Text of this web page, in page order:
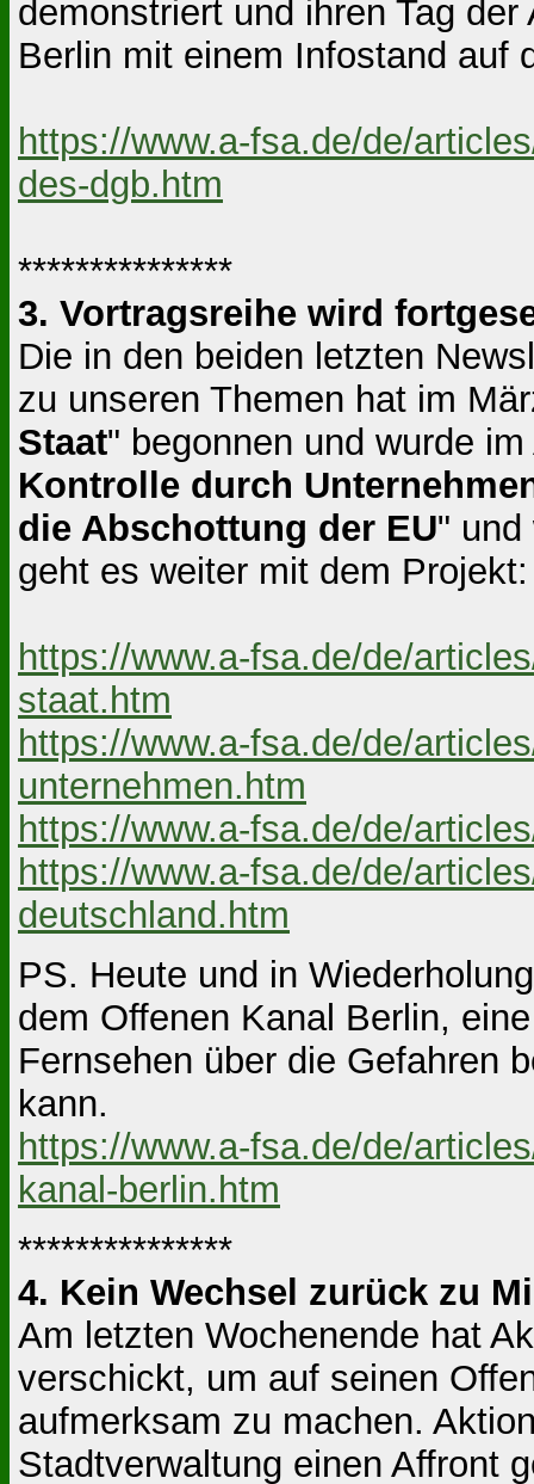
demonstriert und ihren Tag
Berlin mit einem Infostand auf
https://www.a-fsa.de/de/
des-dgb.htm
***************
3. Vortragsreihe wird
Die in den beiden letzten
zu unseren Themen hat im
Staat" begonnen und wurde
Kontrolle durch
die Abschottung der EU" und
geht es weiter mit dem
https://www.a-fsa.de/de/
staat.htm
https://www.a-fsa.de/de/
unternehmen.htm
https://www.a-fsa.de/de/
https://www.a-fsa.de/de/
deutschland.htm
PS. Heute und in
dem Offenen Kanal Berlin,
Fernsehen über die Gefahren
kann.
https://www.a-fsa.de/de/
kanal-berlin.htm
***************
4. Kein Wechsel zurück zu
Am letzten Wochenende hat
verschickt, um auf seinen
aufmerksam zu machen.
Stadtverwaltung einen Affront